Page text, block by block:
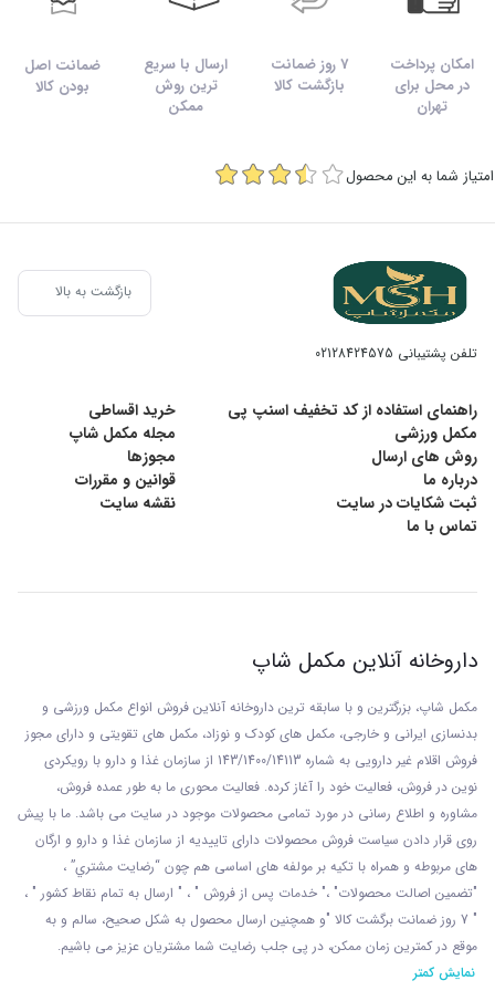
امکان پرداخت
در محل برای
تهران
7 روز ضمانت
بازگشت کالا
ارسال با سریع
ترین روش
ممکن
ضمانت اصل
بودن کالا
امتیاز شما به این محصول
بازگشت به بالا
تلفن پشتیبانی 02128424575
راهنمای استفاده از کد تخفیف اسنپ پی
خرید اقساطی
مکمل ورزشی
مجله مکمل شاپ
روش های ارسال
مجوزها
درباره ما
قوانین و مقررات
ثبت شکایات در سایت
نقشه سایت
تماس با ما
داروخانه آنلاین مکمل شاپ
مکمل شاپ، بزرگترین و با سابقه ترین داروخانه آنلاین فروش انواع مکمل ورزشی و
بدنسازی ایرانی و خارجی، مکمل های کودک و نوزاد، مکمل های تقویتی و دارای مجوز
فروش اقلام غیر دارویی به شماره 143/1400/14113 از
سازمان غذا و دارو با رويکردی
نوين در فروش، فعاليت خود را آغاز کرده. فعاليت محوری ما به طور عمده فروش،
مشاوره و اطلاع رسانی در مورد تمامی محصولات موجود در سایت می باشد. ما با پيش
روی قرار دادن سياست فروش محصولات دارای تاييديه از سازمان غذا و دارو و ارگان
های مربوطه و همراه با تکيه بر مولفه های اساسی هم چون “رضايت مشتري” ،
"تضمين اصالت محصولات" ،" خدمات پس از فروش " ، " ارسال به تمام نقاط کشور " ،
" 7 روز ضمانت برگشت کالا "و همچنين ارسال محصول به شکل صحيح، سالم و به
موقع در کمترين زمان ممکن، در پی جلب رضايت شما مشتريان عزیز می باشيم.
نمایش کمتر